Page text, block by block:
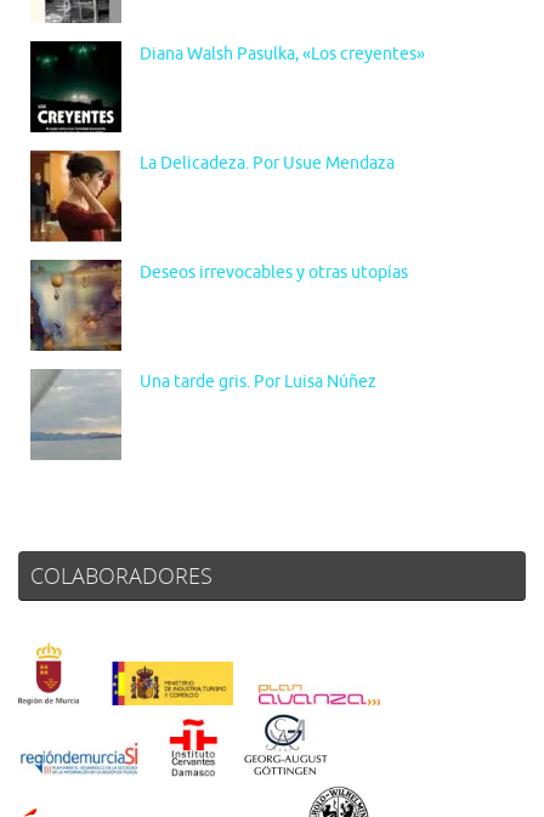
Diana Walsh Pasulka, «Los creyentes»
La Delicadeza. Por Usue Mendaza
Deseos irrevocables y otras utopías
Una tarde gris. Por Luisa Núñez
COLABORADORES